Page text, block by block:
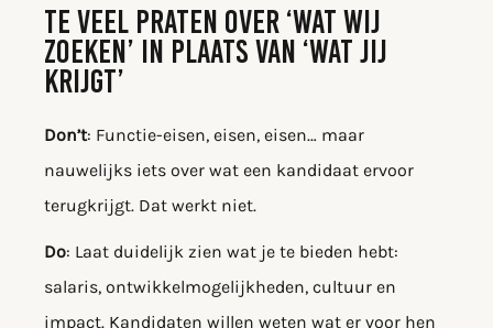
TE VEEL PRATEN OVER ‘WAT WIJ
ZOEKEN’ IN PLAATS VAN ‘WAT JIJ
KRIJGT’
Don’t: Functie-eisen, eisen, eisen… maar
nauwelijks iets over wat een kandidaat ervoor
terugkrijgt. Dat werkt niet.
Do: Laat duidelijk zien wat je te bieden hebt:
salaris, ontwikkelmogelijkheden, cultuur en
impact. Kandidaten willen weten wat er voor hen